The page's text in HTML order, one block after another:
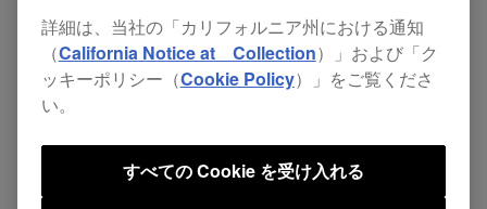
ました。
詳細は、当社の「カリフォルニア州における通知
（California Notice at Collection）」および「ク
ッキーポリシー（Cookie Policy）」をご覧くださ
い。
すべての Cookie を受け入れる